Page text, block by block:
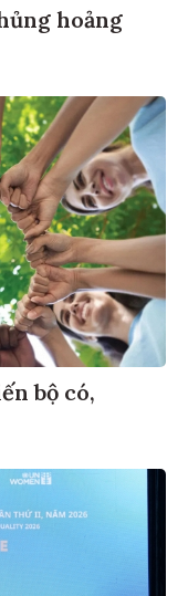
hoảng
bộ có,